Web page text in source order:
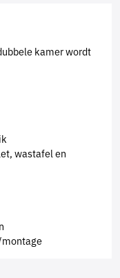
kamer wordt
wastafel en